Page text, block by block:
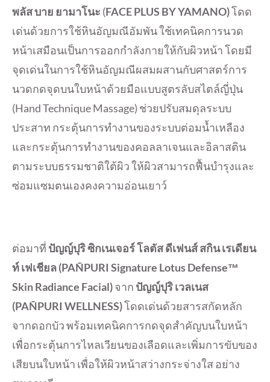
พลัส บาย ยามาโนะ (FACE PLUS BY YAMANO)โดด
เด่นด้วยการใช้หินอัญมณีอัมพัน ใช้เทคนิคการนวด
หน้าเสมือนเป็นการออกกำลังกายให้กับผิวหน้า โดยมี
จุดเด่นในการใช้หินอัญมณีผสมผสานกับศาสตร์การ
นวดกดจุดบนใบหน้าด้วยมือแบบสูตรลับสไตล์ญี่ปุ่น
(Hand Technique Massage) ช่วยปรับสมดุลระบบ
ประสาท กระตุ้นการทำงานของระบบต่อมน้ำเหลือง
และกระตุ้นการทำงานของคอลลาเจนและอิลาสติน
ตามระบบธรรมชาติใต้ผิว ให้ผิวสามารถฟื้นบำรุงและ
ซ่อมแซมตนเองคงความอ่อนเยาว์
ต่อมาที่ ปัญญ์ปุริ ซิกเนเจอร์ โลตัส ดีเฟนส์ สกิน เรเดียน
ท์ เฟเชียล(PAÑPURI Signature Lotus Defense™
Skin Radiance Facial)จาก ปัญญ์ปุริ เวลเนส
(PAÑPURI WELLNESS)โดดเด่นด้วยสารสกัดหลัก
จากดอกบัว พร้อมเทคนิคการกดจุดสำคัญบนใบหน้า
เพื่อกระตุ้นการไหลเวียนของเลือดและเพิ่มการขับของ
เสียบนใบหน้า เพื่อให้ผิวหน้าสว่างกระจ่างใส อย่าง